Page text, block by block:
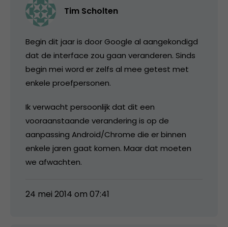
Tim Scholten
Begin dit jaar is door Google al aangekondigd
dat de interface zou gaan veranderen. Sinds
begin mei word er zelfs al mee getest met
enkele proefpersonen.
Ik verwacht persoonlijk dat dit een
vooraanstaande verandering is op de
aanpassing Android/Chrome die er binnen
enkele jaren gaat komen. Maar dat moeten
we afwachten.
24 mei 2014 om 07:41